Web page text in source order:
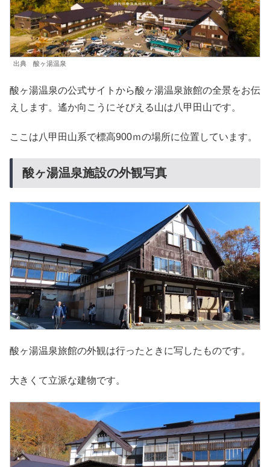
出典 酸ヶ湯温泉
酸ヶ湯温泉の公式サイトから酸ヶ湯温泉旅館の全景をお伝
えします。遙か向こうにそびえる山は八甲田山です。
ここは八甲田山系で標高900ｍの場所に位置しています。
酸ヶ湯温泉施設の外観写真
酸ヶ湯温泉旅館の外観は行ったときに写したものです。
大きくて立派な建物です。